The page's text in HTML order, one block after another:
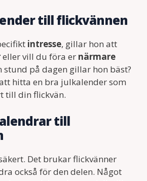
till flickvännen
intresse, gillar hon att
eller vill du föra er närmare
stund på dagen gillar hon bäst?
hitta en bra julkalender som
till din flickvän.
till
Det brukar flickvänner
också för den delen. Något